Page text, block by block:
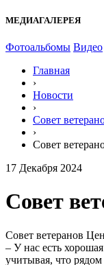
МЕДИАГАЛЕРЕЯ
Фотоальбомы Видео
Главная
›
Новости
›
Совет
›
Совет
17 Декабря 2024
Совет
Совет ветеранов
– У нас есть
учитывая, что